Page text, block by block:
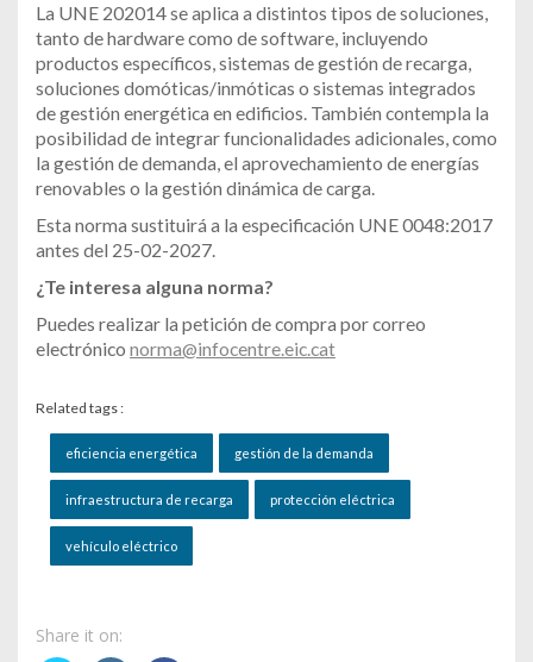
La UNE 202014 se aplica a distintos tipos de soluciones,
tanto de hardware como de software, incluyendo
productos específicos, sistemas de gestión de recarga,
soluciones domóticas/inmóticas o sistemas integrados
de gestión energética en edificios. También contempla la
posibilidad de integrar funcionalidades adicionales, como
la gestión de demanda, el aprovechamiento de energías
renovables o la gestión dinámica de carga.
Esta norma sustituirá a la especificación UNE 0048:2017
antes del 25-02-2027.
¿Te interesa alguna norma?
Puedes realizar la petición de compra por correo
electrónico norma@infocentre.eic.cat
Related tags :
eficiencia energética gestión de la demanda
infraestructura de recarga protección eléctrica
vehículo eléctrico
Share it on: